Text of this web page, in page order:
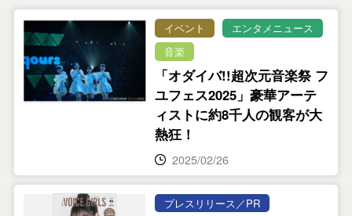
イベント
エンタメニュース
音楽
「オダイバ!!超次元音楽祭 フ
ユフェス2025」豪華アーテ
ィストに約8千人の観客が大
熱狂！
2025/02/26
プレスリリース／PR